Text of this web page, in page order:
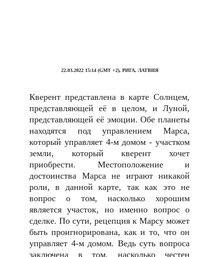
22.03.2022 15:14 (GMT +2), РИГА, ЛАТВИЯ
Кверент представлена в карте Солнцем,
представляющей её в целом, и Луной,
представляющей её эмоции. Обе планеты
находятся под управлением Марса,
который управляет 4-м домом - участком
земли, который кверент хочет
приобрести. Местоположение и
достоинства Марса не играют никакой
роли, в данной карте, так как это не
вопрос о том, насколько хорошим
является участок, но именно вопрос о
сделке. По сути, рецепция к Марсу может
быть проигнорирована, как и то, что он
управляет 4-м домом. Ведь суть вопроса
заключена в том, насколько честен